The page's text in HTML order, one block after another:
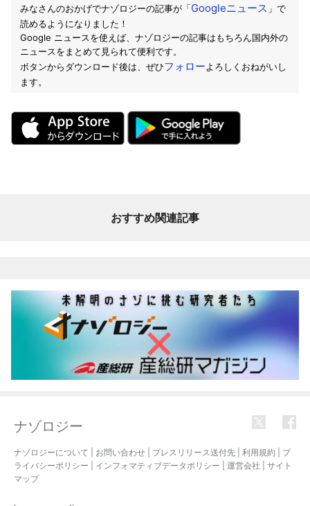
みなさんのおかげでナゾロジーの記事が「Googleニュース 」で
読めるようになりました！
Google ニュースを使えば、ナゾロジーの記事はもちろん国内外の
ニュースをまとめて見られて便利です。
ボタンからダウンロード後は、ぜひフォローよろしくおねがいし
ます。
おすすめ関連記事
ナゾロジー
ナゾロジーについて お問い合わせ プレスリリース送付先 利用規約
プ
ライバシーポリシー
インフォマティブデータポリシー 運営会社
サイト
マップ